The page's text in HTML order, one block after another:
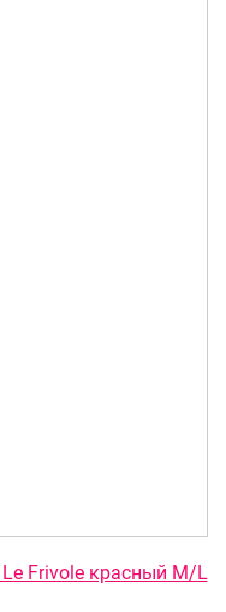
Frivole красный M/L